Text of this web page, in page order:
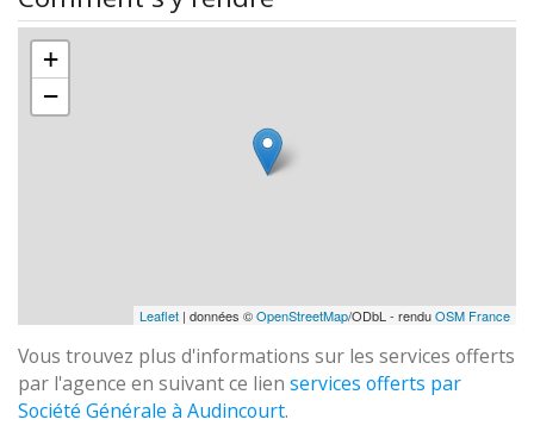
+
−
Leaflet | données ©OpenStreetMap/ODbL - renduOSM France
Vous trouvez plus d'informations sur les services offerts
par l'agence en suivant ce lien services offerts par
Société Générale à Audincourt.